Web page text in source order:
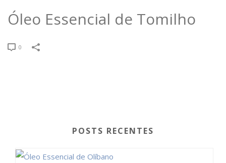
Óleo Essencial de Tomilho
0
POSTS RECENTES